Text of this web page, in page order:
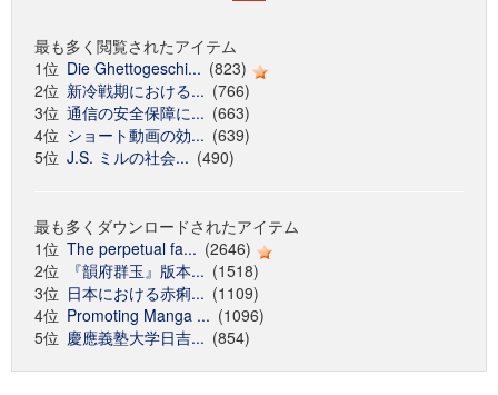
最も多く閲覧されたアイテム
1位 Die Ghettogeschi... (823)
2位 新冷戦期における... (766)
3位 通信の安全保障に... (663)
4位 ショート動画の効... (639)
5位 J.S. ミルの社会... (490)
最も多くダウンロードされたアイテム
1位 The perpetual fa... (2646)
2位
『韻府群玉』版本... (1518)
3位 日本における赤痢... (1109)
4位 Promoting Manga ... (1096)
5位 慶應義塾大学日吉... (854)